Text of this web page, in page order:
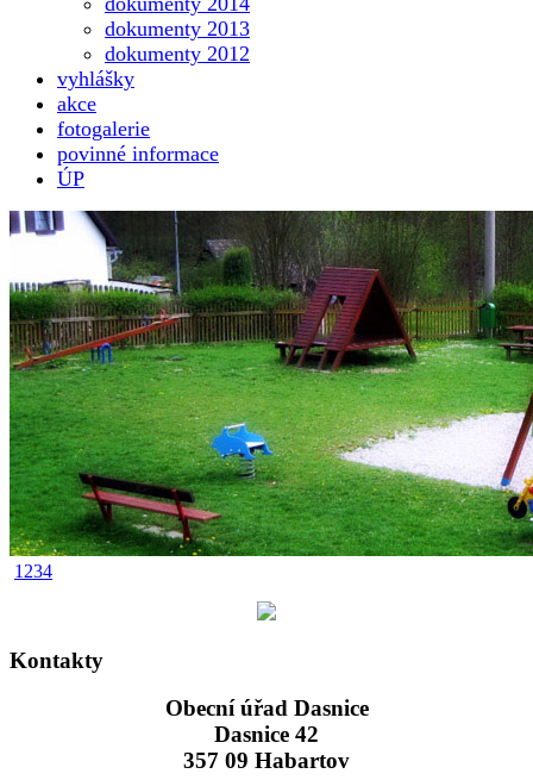
dokumenty 2013
dokumenty 2012
vyhlášky
akce
fotogalerie
povinné informace
ÚP
1 234
Kontakty
Obecní úřad Dasnice
Dasnice 42
357 09 Habartov